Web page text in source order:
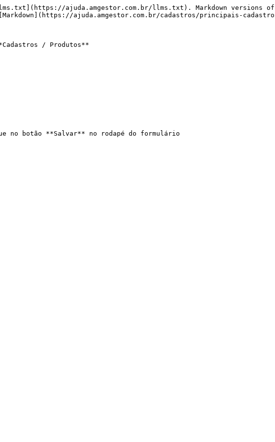
ajuda.amgestor.com.br/llms.txt). Markdown versions of
ajuda.amgestor.com.br/cadastros/principais-
/ Produtos**
no botão **Salvar** no rodapé do formulário